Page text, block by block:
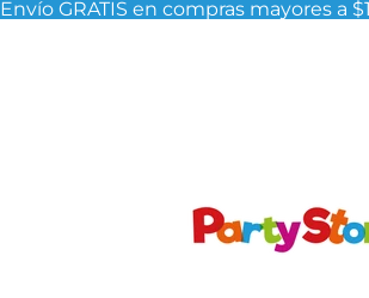
Envío GRATIS en compras mayores a